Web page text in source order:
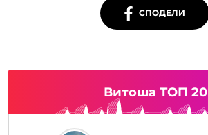
СПОДЕЛИ
Витоша ТОП 20